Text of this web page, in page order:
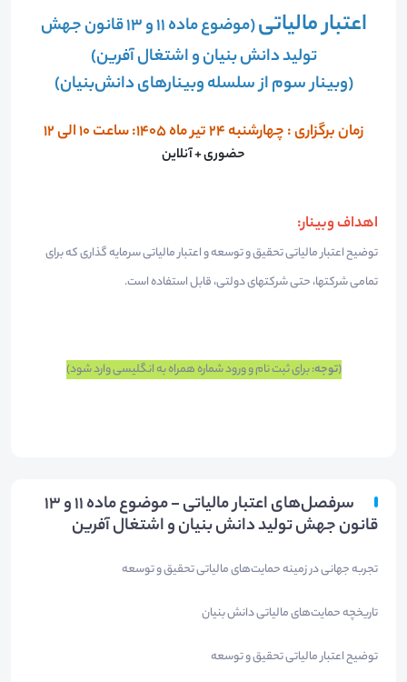
اعتبار مالیاتی
(موضوع ماده 11 و 13 قانون جهش
تولید دانش بنیان و اشتغال آفرین)
(وبینار سوم از سلسله وبینارهای دانش‌بنیان)
زمان برگزاری : چهارشنبه 24 تیر ماه 1405: ساعت 10 الی 12
حضوری + آنلاین
​اهداف وبینار:
​توضیح اعتبار مالیاتی تحقیق و توسعه و اعتبار مالیاتی سرمایه گذاری که برای
تمامی شرکتها، حتی شرکتهای دولتی، قابل استفاده است.​
(توجه: برای ثبت نام و ورود شماره همراه به انگلیسی وارد شود)
سرفصل‌های اعتبار مالیاتی - موضوع ماده 11 و 13
قانون جهش تولید دانش بنیان و اشتغال آفرین
تجربه جهانی در زمینه حمایت‌های مالیاتی تحقیق و توسعه
تاریخچه حمایت‌های مالیاتی دانش بنیان
توضیح اعتبار مالیاتی تحقیق و توسعه